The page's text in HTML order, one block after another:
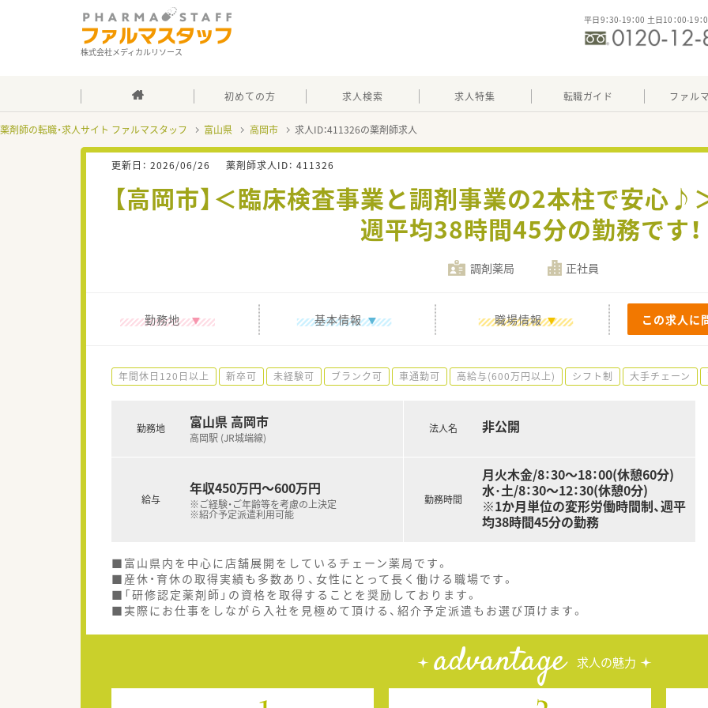
株式会社メディカルリソース
平日9：30-19：00 土日10：00-19
初めての方 求人検索 求人特集 転職ガイド ファル
薬剤師の転職・求人サイト ファルマスタッフ 富山県 高岡市 求人ID：411326の薬剤師求人
更新日： 2026/06/26 薬剤師求人ID： 411326
【高岡市】＜臨床検査事業と調剤事業の2本柱で安心♪
週平均38時間45分の勤務です！
調剤薬局 正社員
勤務地 基本情報 職場情報 この求人に
年間休日120日以上 新卒可 未経験可 ブランク可 車通勤可 高給与(600万円以上) シフト制 大手チェーン
勤務地 富山県 高岡市
高岡駅 (JR城端線)
給与
年収450万円～600万円
※ご経験・ご年齢等を考慮の上決定
※紹介予定派遣利用可能
法人名 非公開
勤務時間
月火木金/8：30～18：00(休憩60分)
水･土/8：30～12：30(休憩0分)
※1か月単位の変形労働時間制、週平
均38時間45分の勤務
■富山県内を中心に店舗展開をしているチェーン薬局です。
■産休・育休の取得実績も多数あり、女性にとって長く働ける職場です。
■「研修認定薬剤師」の資格を取得することを奨励しております。
■実際にお仕事をしながら入社を見極めて頂ける、紹介予定派遣もお選び頂けます。
advantage 求人の魅力